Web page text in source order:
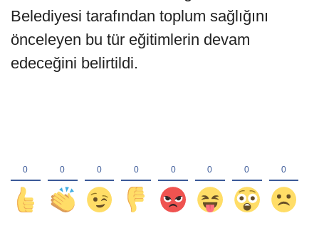
Belediyesi tarafından toplum sağlığını
önceleyen bu tür eğitimlerin devam
edeceğini belirtildi.